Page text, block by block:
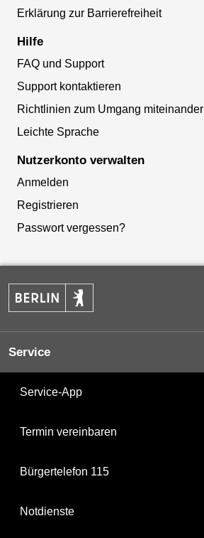
Erklärung zur Barrierefreiheit
Hilfe
FAQ und Support
Support kontaktieren
Richtlinien zum Umgang miteinander
Leichte Sprache
Nutzerkonto verwalten
Anmelden
Registrieren
Passwort vergessen?
Service
Service-App
Termin vereinbaren
Bürgertelefon 115
Notdienste